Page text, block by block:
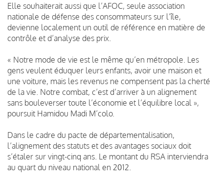
Elle souhaiterait aussi que l’AFOC, seule association
nationale de défense des consommateurs sur l’île,
devienne localement un outil de référence en matière de
contrôle et d’analyse des prix.
« Notre mode de vie est le même qu’en métropole. Les
gens veulent éduquer leurs enfants, avoir une maison et
une voiture, mais les revenus ne compensent pas la cherté
de la vie. Notre combat, c’est d’arriver à un alignement
sans bouleverser toute l’économie et l’équilibre local »,
poursuit Hamidou Madi M’colo.
Dans le cadre du pacte de départementalisation,
l’alignement des statuts et des avantages sociaux doit
s’étaler sur vingt-cinq ans. Le montant du RSA interviendra
au quart du niveau national en 2012.